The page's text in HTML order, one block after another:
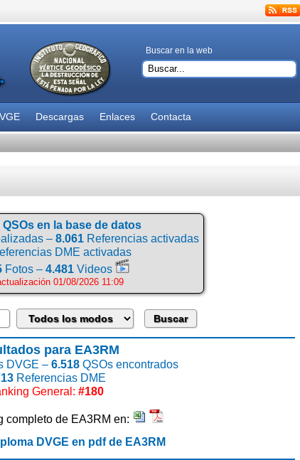
Buscar en la web
Descargas Enlaces Contacta
QSOs en la base de datos
– 8.061Referencias activadas
DME activadas
Fotos – 4.481 Videos
01/08/2026 11:09
para EA3RM
DVGE – 6.518 QSOs encontrados
Referencias DME
General: #180
completo de EA3RM en:
DVGE en pdf de EA3RM